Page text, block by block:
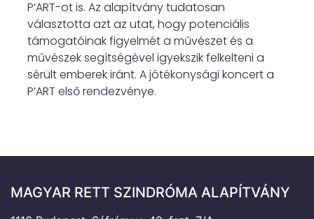
P’ART-ot is. Az alapítvány tudatosan
választotta azt az utat, hogy potenciális
támogatóinak figyelmét a művészet és a
művészek segítségével igyekszik felkelteni a
sérült emberek iránt. A jótékonysági koncert a
P’ART első rendezvénye.
MAGYAR RETT SZINDRÓMA ALAPÍTVÁNY